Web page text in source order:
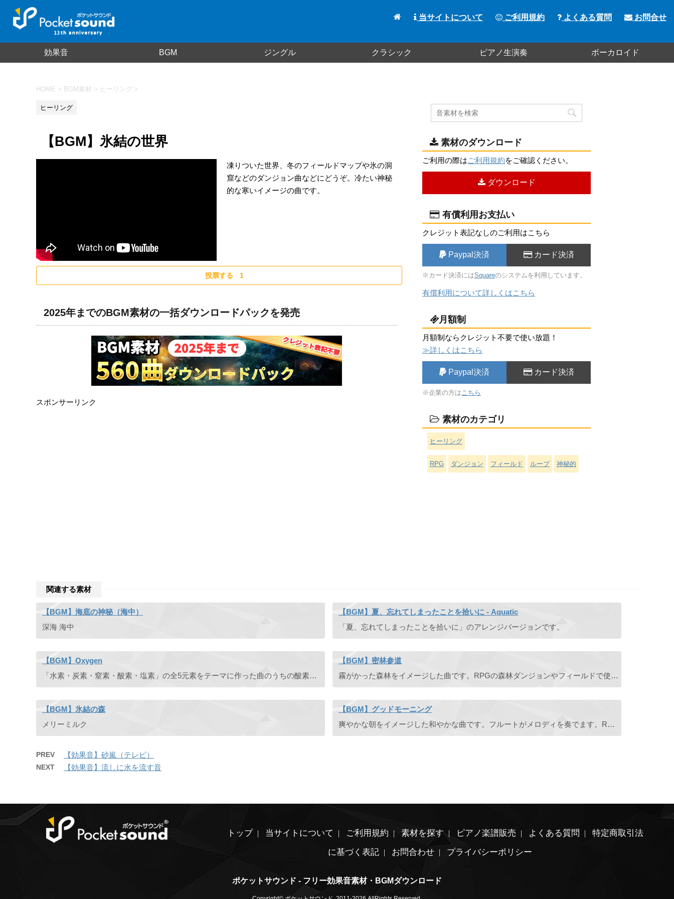
効果音 BGM ジングル クラシック ピアノ生演奏 ボーカロイド
当サイトについて ご利用規約 よくある質問 お問合せ
HOME > BGM素材 > ヒーリング >
ヒーリング
【BGM】氷結の世界
凍りついた世界、冬のフィールドマップや氷の洞
窟などのダンジョン曲などにどうぞ。冷たい神秘
的な寒いイメージの曲です。
投票する 1
2025年までのBGM素材の一括ダウンロードパックを発売
スポンサーリンク
素材のダウンロード
ご利用の際はご利用規約をご確認ください。
ダウンロード
有償利用お支払い
クレジット表記なしのご利用はこちら
Paypal決済 カード決済
※カード決済にはSquareのシステムを利用しています。
有償利用について詳しくはこちら
月額制
月額制ならクレジット不要で使い放題！
≫詳しくはこちら
Paypal決済 カード決済
※企業の方はこちら
素材のカテゴリ
ヒーリング
RPG ダンジョン フィールド ループ 神秘的
関連する素材
【BGM】海底の神秘（海中）
深海 海中
【BGM】夏、忘れてしまったことを拾いに - Aquatic
「夏、忘れてしまったことを拾いに」のアレンジバージョンです。
【BGM】Oxygen
「水素・炭素・窒素・酸素・塩素」の全5元素をテーマに作った曲のうちの酸素バージョンです。有料素材のうちの1曲を無料公開しています。 有料素材はご購入後、クレジット表記なしでBGM素材としてご利用できま ...
【BGM】密林参道
霧がかった森林をイメージした曲です。RPGの森林ダンジョンやフィールドで使えそうな曲です。
【BGM】氷結の森
メリーミルク
【BGM】グッドモーニング
爽やかな朝をイメージした和やかな曲です。フルートがメロディを奏でます。RPGの街の音楽としても使えると思います。
PREV 【効果音】砂嵐（テレビ）
NEXT 【効果音】流しに水を流す音
トップ 当サイトについて ご利用規約 素材を探す ピアノ楽譜販売 よくある質問
特定商取引法
に基づく表記
お問合わせ プライバシーポリシー
ポケットサウンド - フリー効果音素材・BGMダウンロード